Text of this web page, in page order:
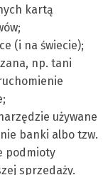
kartą
(i na świecie);
np. tani
używane
banki albo tzw.
podmioty
sprzedaży.